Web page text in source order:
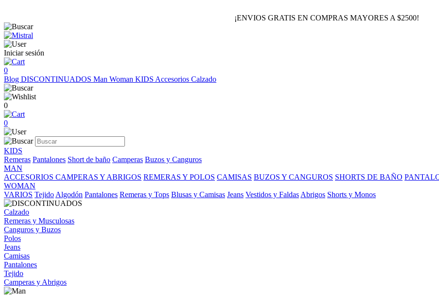
¡ENVIOS GRATIS EN COMPRAS MAYORES A $2500!
Iniciar sesión
0
Blog DISCONTINUADOS Man Woman KIDS Accesorios Calzado
0
0
KIDS
Remeras Pantalones Short de baño Camperas Buzos y Canguros
MAN
ACCESORIOS CAMPERAS Y ABRIGOS REMERAS Y POLOS CAMISAS BUZOS Y CANGUROS SHORTS DE BAÑO
WOMAN
VARIOS Tejido Algodón Pantalones Remeras y Tops Blusas y Camisas Jeans Vestidos y Faldas Abrigos Shorts y Monos
Calzado
Remeras y Musculosas
Canguros y Buzos
Polos
Jeans
Camisas
Pantalones
Tejido
Camperas y Abrigos